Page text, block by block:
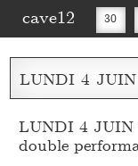
cave12 30
20
LUNDI 4 JUIN
LUNDI 4 JUIN
double